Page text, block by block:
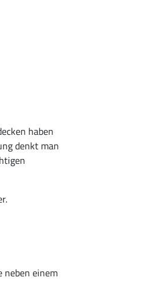
haben
denkt man